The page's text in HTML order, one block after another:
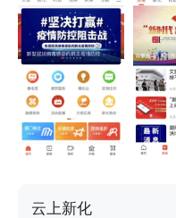
云上新化